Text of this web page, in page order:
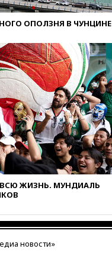
ОПОЛЗНЯ В ЧУНЦИНЕ
ЖИЗНЬ. МУНДИАЛЬ
новости»